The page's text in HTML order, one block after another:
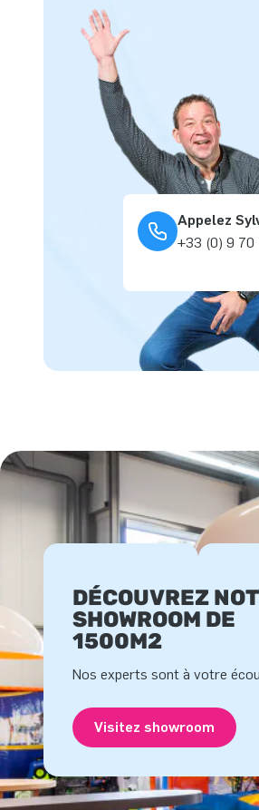
Appelez
+33 (0) 9 70
DÉCOUVREZ
SHOWROOM DE
1500M2
Nos experts sont à votre
Visitez showroom